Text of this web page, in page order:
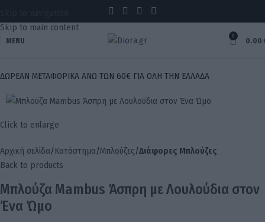
Skip to main content
MENU
0
0.00
ΔΩΡΕΑΝ ΜΕΤΑΦΟΡΙΚΑ ΑΝΩ ΤΩΝ 60€ ΓΙΑ ΟΛΗ ΤΗΝ ΕΛΛΑΔΑ
Click to enlarge
Αρχική σελίδα Κατάστημα Μπλούζες Διάφορες Μπλούζες
Back to products
Μπλούζα Mambus Άσπρη με Λουλούδια στον
Ένα Ώμο